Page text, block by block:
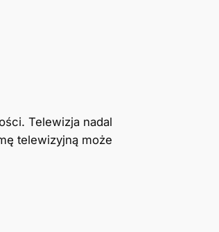
Telewizja nadal
telewizyjną może